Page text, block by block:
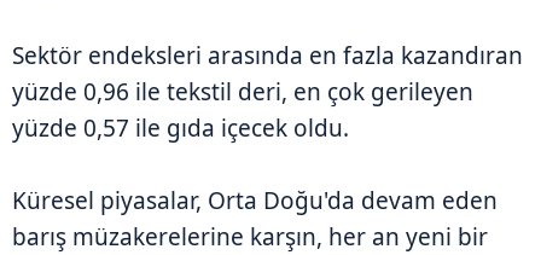
Sektör endeksleri arasında en fazla kazandıran
yüzde 0,96 ile tekstil deri, en çok gerileyen
yüzde 0,57 ile gıda içecek oldu.
Küresel piyasalar, Orta Doğu'da devam eden
barış müzakerelerine karşın, her an yeni bir